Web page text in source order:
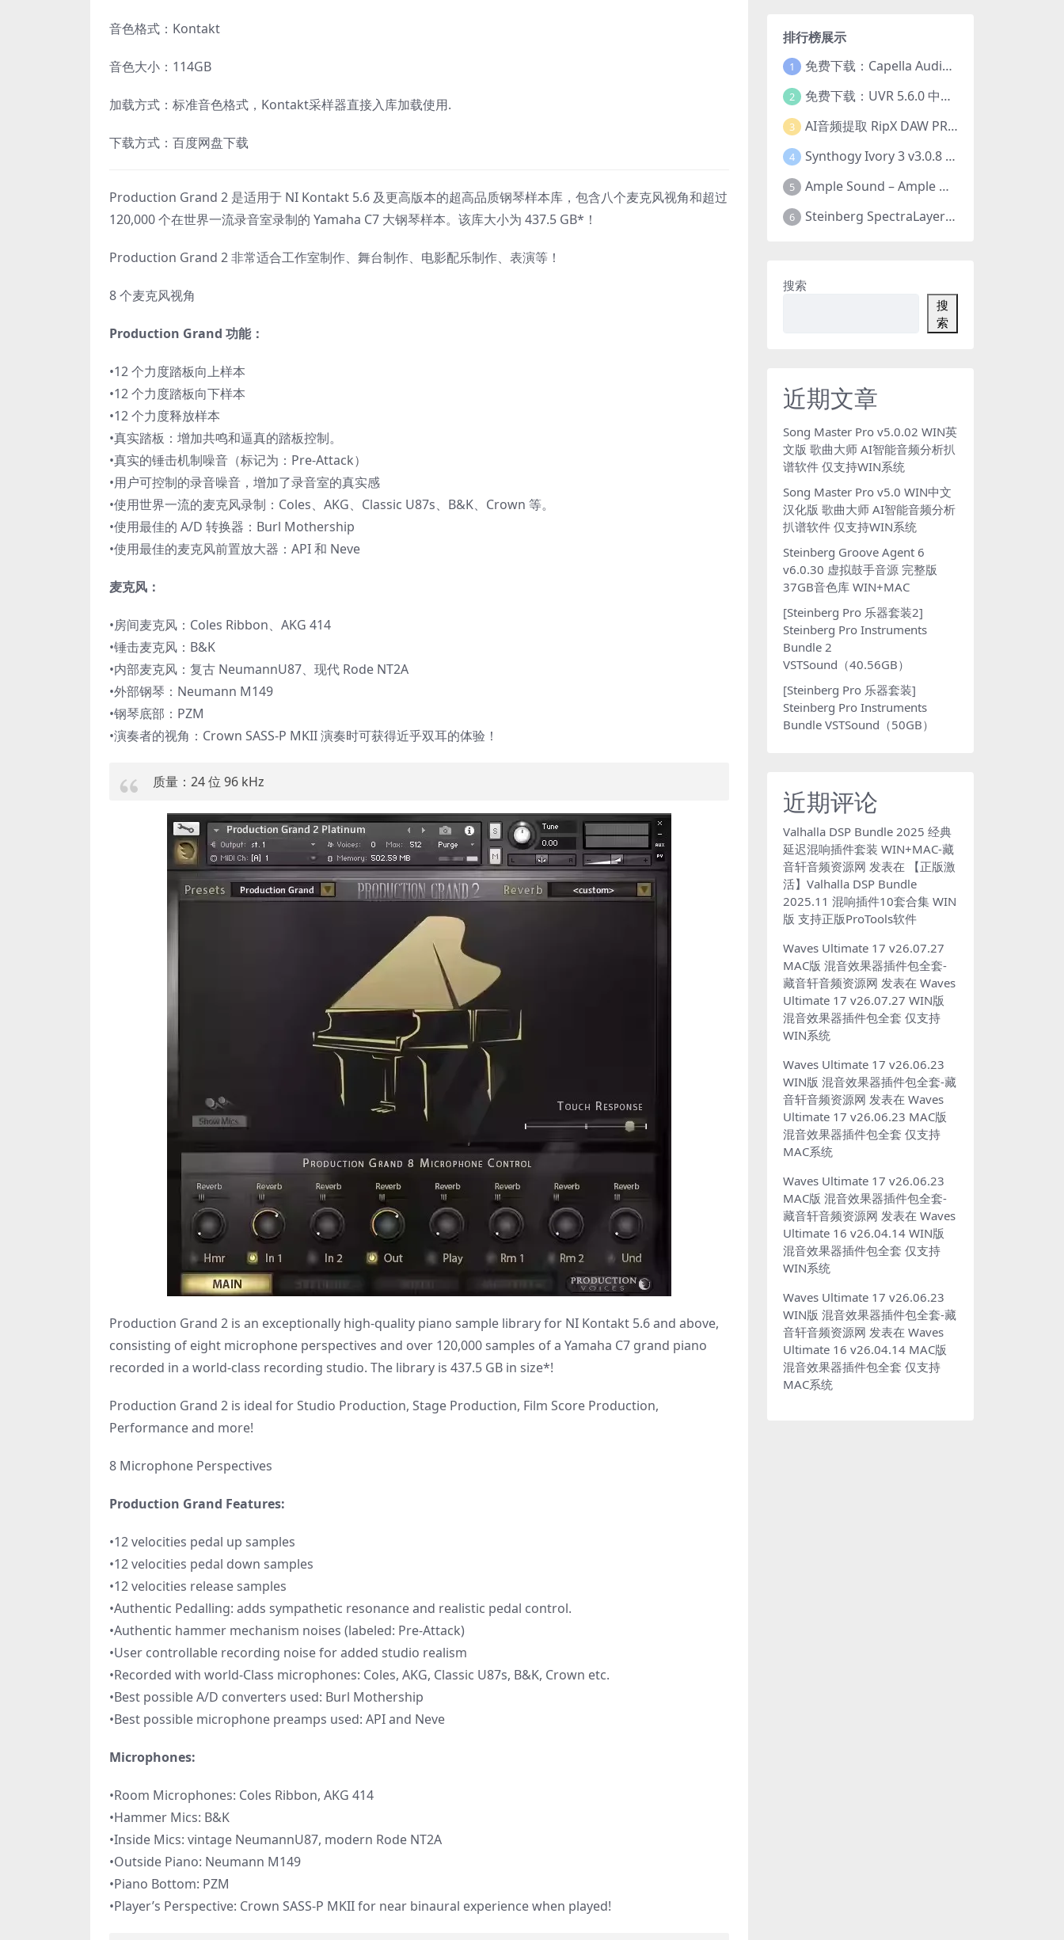
音色格式：Kontakt
音色大小：114GB
加载方式：标准音色格式，Kontakt采样器直接入库加载使用.
下载方式：百度网盘下载
Production Grand 2 是适用于 NI Kontakt 5.6 及更高版本的超高品质钢琴样本库，包含八个麦克风视角和超过
120,000 个在世界一流录音室录制的 Yamaha C7 大钢琴样本。该库大小为 437.5 GB*！
Production Grand 2 非常适合工作室制作、舞台制作、电影配乐制作、表演等！
8 个麦克风视角
Production Grand 功能：
•12 个力度踏板向上样本
•12 个力度踏板向下样本
•12 个力度释放样本
•真实踏板：增加共鸣和逼真​​的踏板控制。
•真实的锤击机制噪音（标记为：Pre-Attack）
•用户可控制的录音噪音，增加了录音室的真实感
•使用世界一流的麦克风录制：Coles、AKG、Classic U87s、B&K、Crown 等。
•使用最佳的 A/D 转换器：Burl Mothership
•使用最佳的麦克风前置放大器：API 和 Neve
麦克风：
•房间麦克风：Coles Ribbon、AKG 414
•锤击麦克风：B&K
•内部麦克风：复古 NeumannU87、现代 Rode NT2A
•外部钢琴：Neumann M149
•钢琴底部：PZM
•演奏者的视角：Crown SASS-P MKII 演奏时可获得近乎双耳的体验！
质量：24 位 96 kHz
Production Grand 2 is an exceptionally high-quality piano sample library for NI Kontakt 5.6 and above,
consisting of eight microphone perspectives and over 120,000 samples of a Yamaha C7 grand piano
recorded in a world-class recording studio. The library is 437.5 GB in size*!
Production Grand 2 is ideal for Studio Production, Stage Production, Film Score Production,
Performance and more!
8 Microphone Perspectives
Production Grand Features:
•12 velocities pedal up samples
•12 velocities pedal down samples
•12 velocities release samples
•Authentic Pedalling: adds sympathetic resonance and realistic pedal control.
•Authentic hammer mechanism noises (labeled: Pre-Attack)
•User controllable recording noise for added studio realism
•Recorded with world-Class microphones: Coles, AKG, Classic U87s, B&K, Crown etc.
•Best possible A/D converters used: Burl Mothership
•Best possible microphone preamps used: API and Neve
Microphones:
•Room Microphones: Coles Ribbon, AKG 414
•Hammer Mics: B&K
•Inside Mics: vintage NeumannU87, modern Rode NT2A
•Outside Piano: Neumann M149
•Piano Bottom: PZM
•Player’s Perspective: Crown SASS-P MKII for near binaural experience when played!
排行榜展示
1 免费下载：Capella Audio2score Pro v5.0 AI音频转乐谱扒谱软件 WIN+MAC
2 免费下载：UVR 5.6.0 中文版 最强AI人声伴奏分离工具+22GB完整扩展模型包 Ultimate Vocal Remover v5.6.0
3 AI音频提取 RipX DAW PRO 7.1.1 WIN 中文汉化版 人声乐器提取分离伴奏制作 仅支持WIN系统
4 Synthogy Ivory 3 v3.0.8 WIN版 极品象牙钢琴3 音源插件 含音色库扩展 仅支持WIN系统
5 Ample Sound – Ample Guitar & Bass v4.0.1版 吉他贝司 全新四代 全套26把 支持WIN+MAC
6 Steinberg SpectraLayers Pro v12.0.40 光谱层12 官方中文版 人声乐器提取软件 WIN+MAC
搜索
搜
索
近期文章
Song Master Pro v5.0.02 WIN英
文版 歌曲大师 AI智能音频分析扒
谱软件 仅支持WIN系统
Song Master Pro v5.0 WIN中文
汉化版 歌曲大师 AI智能音频分析
扒谱软件 仅支持WIN系统
Steinberg Groove Agent 6
v6.0.30 虚拟鼓手音源 完整版
37GB音色库 WIN+MAC
[Steinberg Pro 乐器套装2]
Steinberg Pro Instruments
Bundle 2
VSTSound（40.56GB）
[Steinberg Pro 乐器套装]
Steinberg Pro Instruments
Bundle VSTSound（50GB）
近期评论
Valhalla DSP Bundle 2025 经典
延迟混响插件套装 WIN+MAC-藏
音轩音频资源网 发表在
【正版激
活】Valhalla DSP Bundle
2025.11 混响插件10套合集 WIN
版 支持正版ProTools软件
Waves Ultimate 17 v26.07.27
MAC版 混音效果器插件包全套-
藏音轩音频资源网 发表在 Waves
Ultimate 17 v26.07.27 WIN版
混音效果器插件包全套 仅支持
WIN系统
Waves Ultimate 17 v26.06.23
WIN版 混音效果器插件包全套-藏
音轩音频资源网 发表在 Waves
Ultimate 17 v26.06.23 MAC版
混音效果器插件包全套 仅支持
MAC系统
Waves Ultimate 17 v26.06.23
MAC版 混音效果器插件包全套-
藏音轩音频资源网 发表在 Waves
Ultimate 16 v26.04.14 WIN版
混音效果器插件包全套 仅支持
WIN系统
Waves Ultimate 17 v26.06.23
WIN版 混音效果器插件包全套-藏
音轩音频资源网 发表在 Waves
Ultimate 16 v26.04.14 MAC版
混音效果器插件包全套 仅支持
MAC系统